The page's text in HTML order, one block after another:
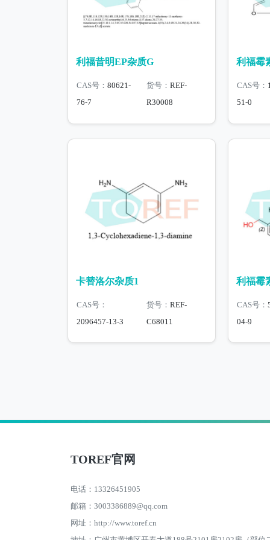
利福昔明EP杂质G
CAS号： 80621-
76-7
货号： REF-
R30008
利福霉
CAS号：
51-0
卡替洛尔杂质1
CAS号：
2096457-13-3
货号： REF-
C68011
利福霉
CAS号：
04-9
TOREF官网
电话：13326451905
邮箱：3003386889@qq.com
网址：http://www.toref.cn